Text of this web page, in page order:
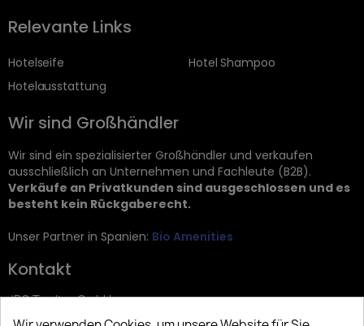
Relevante Links
Hotelseife
Hotelausstattung
Hotel Shampoo
Wir sind Großhändler
Wir sind ein spezialisierter Großhändler und verkaufen
ausschließlich an Unternehmen und Fachleute (B2B).
Verkäufe an Privatkunden sind ausgeschlossen und es
besteht kein Rückgaberecht.
Unser Partner in Spanien: Bio Amenities
Kontakt
JRG Trading GmbH